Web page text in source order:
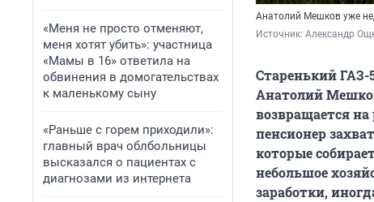
«Меня не просто отменяют,
меня хотят убить»: участница
«Мамы в 16» ответила на
обвинения в домогательствах
к маленькому сыну
«Раньше с горем приходили»:
главный врач облбольницы
высказался о пациентах с
диагнозами из интернета
Анатолий Мешков уже
Источник: Александр
Старенький ГАЗ-
Анатолий
возвращается
пенсионер
которые
небольшое
заработки,